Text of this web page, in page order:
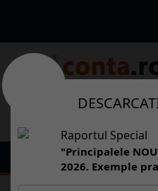
Raportul Special
"Principalele
2026. Exemple